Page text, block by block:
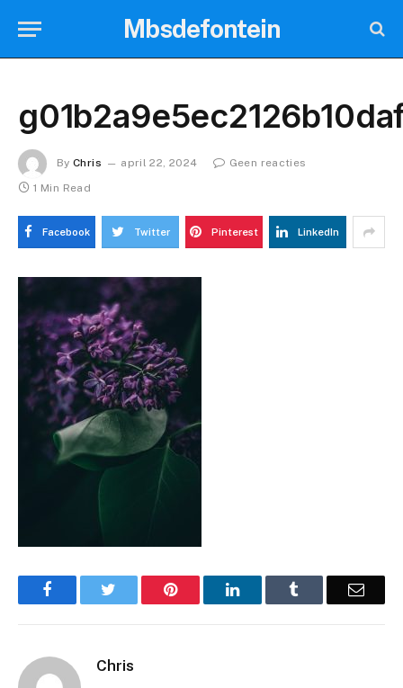
Mbsdefontein
By Chris april 22, 2024
Geen reacties
1 Min Read
Facebook Twitter Pinterest LinkedIn
Facebook Pinterest LinkedIn Email
Chris